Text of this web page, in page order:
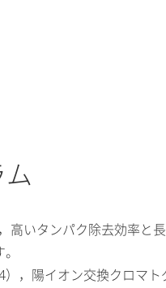
高いタンパク除去効率と
），陽イオン交換クロマ